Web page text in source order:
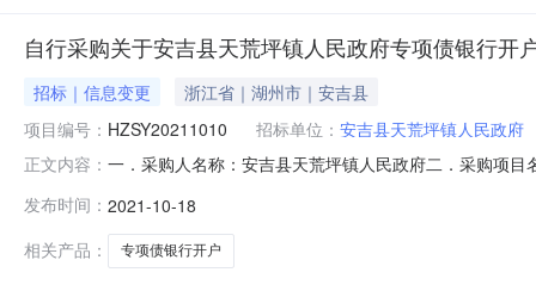
自行采购关于安吉县天荒坪镇人民政府专项债银行开
招标｜信息变更
浙江省｜湖州市｜安吉县
项目编号： HZSY20211010 招标单位： 安吉县天荒坪镇人民政府
正文内容： 一．采购人名称：安吉县天荒坪镇人民政府二．采购项
部分，与招标文件具有同等法律效力，未涉及部分，仍
发布时间： 2021-10-18
相关产品：
专项债银行开户